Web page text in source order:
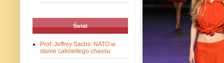
Świat
Prof. Jeffrey Sachs: NATO w
stanie cakowitego chaosu